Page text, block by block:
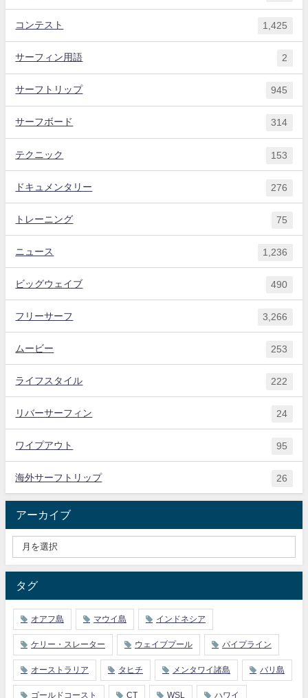
コンテスト 1,425
サーフィン用語 2
サーフトリップ 945
サーフボード 314
テクニック 153
ドキュメンタリー 276
トレーニング 75
ニュース 1,236
ビッグウェイブ 490
フリーサーフ 3,266
ムービー 253
ライフスタイル 222
リバーサーフィン 24
ワイプアウト 95
海外サーフトリップ 26
アーカイブ
タグ
オアフ島 マウイ島 インドネシア
ケリー・スレーター ウェイブプール パイプライン
オーストラリア タヒチ メンタワイ諸島 バリ島
ゴールドコースト CT WSL ハワイ